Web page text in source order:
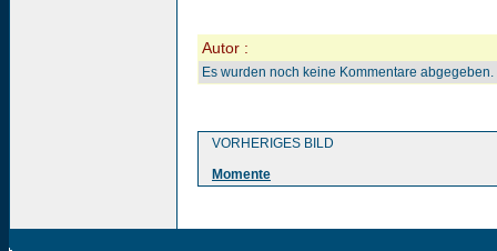
Autor :
Es wurden noch keine Kommentare abgegeben.
VORHERIGES BILD
Momente